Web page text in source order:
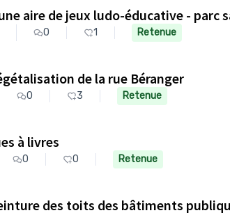
aire de jeux ludo-éducative - parc
0 1 Retenue
de la rue Béranger
0 3 Retenue
à livres
0 0 Retenue
des toits des bâtiments